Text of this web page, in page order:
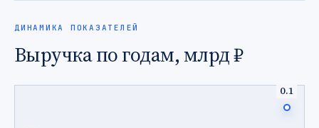
ДИНАМИКА ПОКАЗАТЕЛЕЙ
Выручка по годам, млрд ₽
0.1